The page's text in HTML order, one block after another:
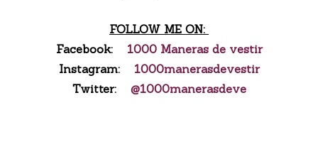
FOLLOW ME ON:
Facebook: 1000 Maneras de vestir
Instagram: 1000manerasdevestir
Twitter: @1000manerasdeve